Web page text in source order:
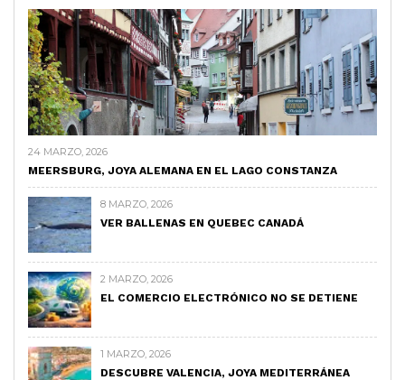
24 MARZO, 2026
MEERSBURG, JOYA ALEMANA EN EL LAGO CONSTANZA
8 MARZO, 2026
VER BALLENAS EN QUEBEC CANADÁ
2 MARZO, 2026
EL COMERCIO ELECTRÓNICO NO SE DETIENE
1 MARZO, 2026
DESCUBRE VALENCIA, JOYA MEDITERRÁNEA